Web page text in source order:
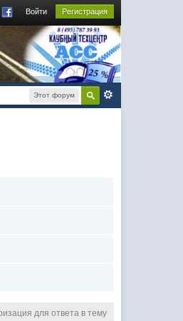
Войти Регистрация
Этот форум
для ответа в тему